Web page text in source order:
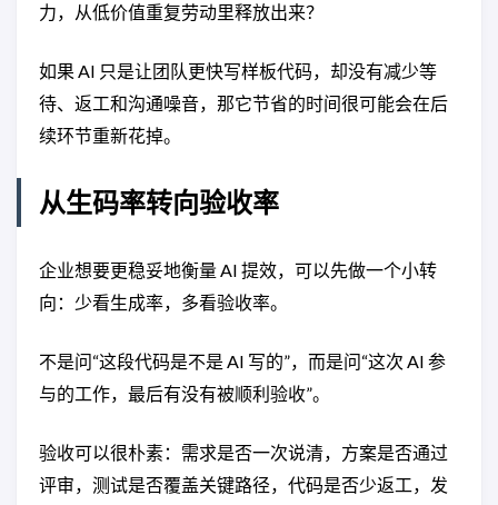
力，从低价值重复劳动里释放出来？
如果 AI 只是让团队更快写样板代码，却没有减少等
待、返工和沟通噪音，那它节省的时间很可能会在后
续环节重新花掉。
从生码率转向验收率
企业想要更稳妥地衡量 AI 提效，可以先做一个小转
向：少看生成率，多看验收率。
不是问“这段代码是不是 AI 写的”，而是问“这次 AI 参
与的工作，最后有没有被顺利验收”。
验收可以很朴素：需求是否一次说清，方案是否通过
评审，测试是否覆盖关键路径，代码是否少返工，发